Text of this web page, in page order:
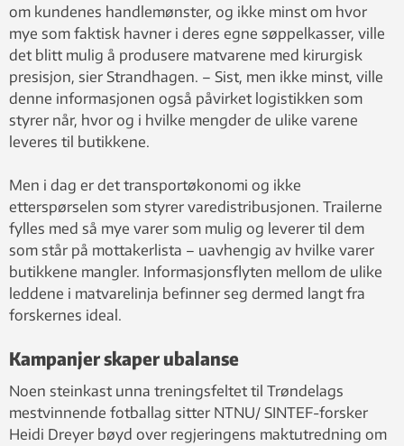
om kundenes handlemønster, og ikke minst om hvor
mye som faktisk havner i deres egne søppelkasser, ville
det blitt mulig å produsere matvarene med kirurgisk
presisjon, sier Strandhagen. – Sist, men ikke minst, ville
denne informasjonen også påvirket logistikken som
styrer når, hvor og i hvilke mengder de ulike varene
leveres til butikkene.
Men i dag er det transportøkonomi og ikke
etterspørselen som styrer varedistribusjonen. Trailerne
fylles med så mye varer som mulig og leverer til dem
som står på mottakerlista – uavhengig av hvilke varer
butikkene mangler. Informasjonsflyten mellom de ulike
leddene i matvarelinja befinner seg dermed langt fra
forskernes ideal.
Kampanjer skaper ubalanse
Noen steinkast unna treningsfeltet til Trøndelags
mestvinnende fotballag sitter NTNU/ SINTEF-forsker
Heidi Dreyer bøyd over regjeringens maktutredning om